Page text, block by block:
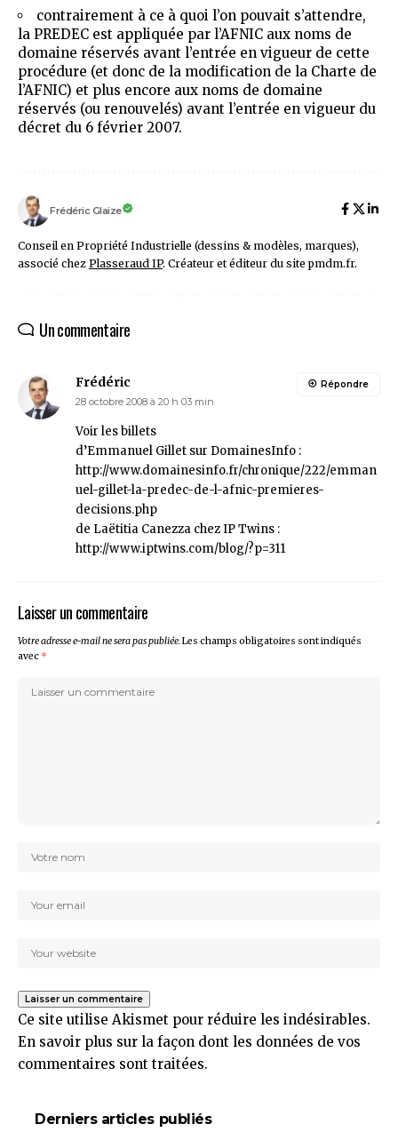
contrairement à ce à quoi l’on pouvait s’attendre,
la PREDEC est appliquée par l’AFNIC aux noms de
domaine réservés avant l’entrée en vigueur de cette
procédure (et donc de la modification de la Charte de
l’AFNIC) et plus encore aux noms de domaine
réservés (ou renouvelés) avant l’entrée en vigueur du
décret du 6 février 2007.
Frédéric Glaize
Conseil en Propriété Industrielle (dessins & modèles, marques),
associé chez Plasseraud IP. Créateur et éditeur du site pmdm.fr.
Un commentaire
Frédéric
28 octobre 2008 à 20 h 03 min
Voir les billets
d’Emmanuel Gillet sur DomainesInfo :
http://www.domainesinfo.fr/chronique/222/emman
uel-gillet-la-predec-de-l-afnic-premieres-
decisions.php
de Laëtitia Canezza chez IP Twins :
http://www.iptwins.com/blog/?p=311
Répondre
Laisser un commentaire
Votre adresse e-mail ne sera pas publiée.Les champs obligatoires sont indiqués
avec *
Ce site utilise Akismet pour réduire les indésirables.
En savoir plus sur la façon dont les données de vos
commentaires sont traitées.
Derniers articles publiés